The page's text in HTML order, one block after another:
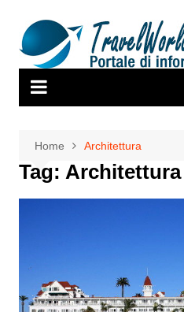
contenuto
Home Architettura
Tag: Architettura